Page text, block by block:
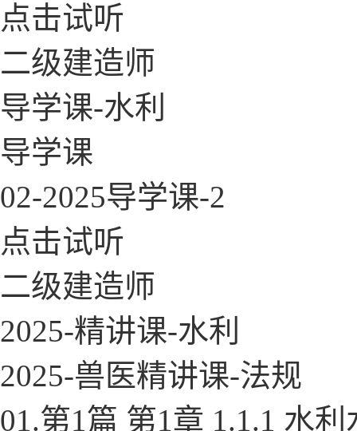
点击试听
二级建造师
导学课-水利
导学课
02-2025导学课-2
点击试听
二级建造师
2025-精讲课-水利
2025-兽医精讲课-法规
01.第1篇 第1章 1.1.1 水